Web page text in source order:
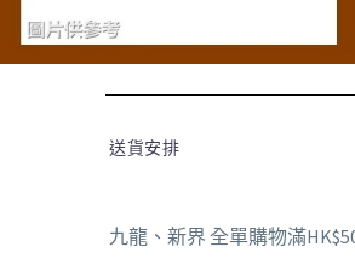
送貨安排
九龍、新界 全單購物滿